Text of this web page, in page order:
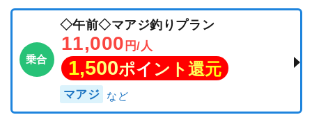
乗合
◇午前◇マアジ釣りプラン
11,000 円/人
1,500ポイント還元
マアジ